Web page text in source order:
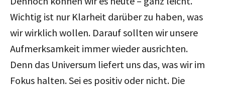
Wichtig ist nur Klarheit darüber zu haben, was
wir wirklich wollen. Darauf sollten wir unsere
Aufmerksamkeit immer wieder ausrichten.
Denn das Universum liefert uns das, was wir im
Fokus halten. Sei es positiv oder nicht. Die